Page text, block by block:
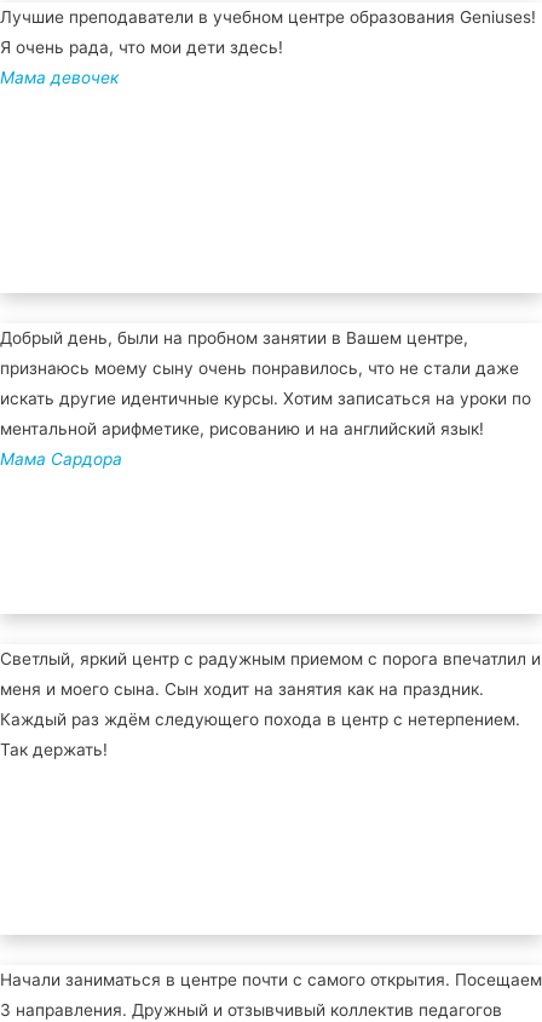
Лучшие преподаватели в учебном центре образования Geniuses!
Я очень рада, что мои дети здесь!
Мама девочек
Добрый день, были на пробном занятии в Вашем центре,
признаюсь моему сыну очень понравилось, что не стали даже
искать другие идентичные курсы. Хотим записаться на уроки по
ментальной арифметике, рисованию и на английский язык!
Мама Сардора
Светлый, яркий центр с радужным приемом с порога впечатлил и
меня и моего сына. Сын ходит на занятия как на праздник.
Каждый раз ждём следующего похода в центр с нетерпением.
Так держать!
Начали заниматься в центре почти с самого открытия. Посещаем
3 направления. Дружный и отзывчивый коллектив педагогов